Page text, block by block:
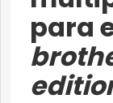
para